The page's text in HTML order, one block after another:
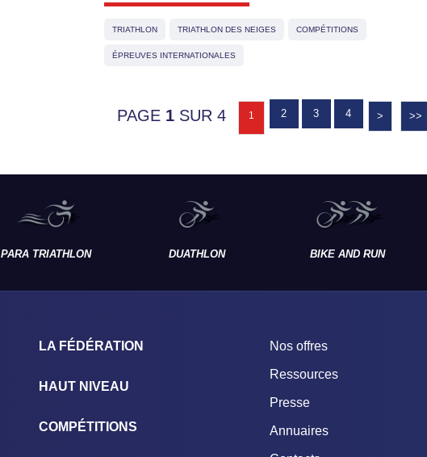
TRIATHLON TRIATHLON DES NEIGES COMPÉTITIONS
ÉPREUVES INTERNATIONALES
PAGE 1SUR 4 1 2 3 4 > >>
PARA TRIATHLON
DUATHLON BIKE AND RUN
LA FÉDÉRATION
HAUT NIVEAU
COMPÉTITIONS
Nos offres
Ressources
Presse
Annuaires